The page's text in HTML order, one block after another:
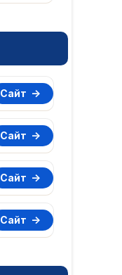
Сайт
Сайт
Сайт
Сайт